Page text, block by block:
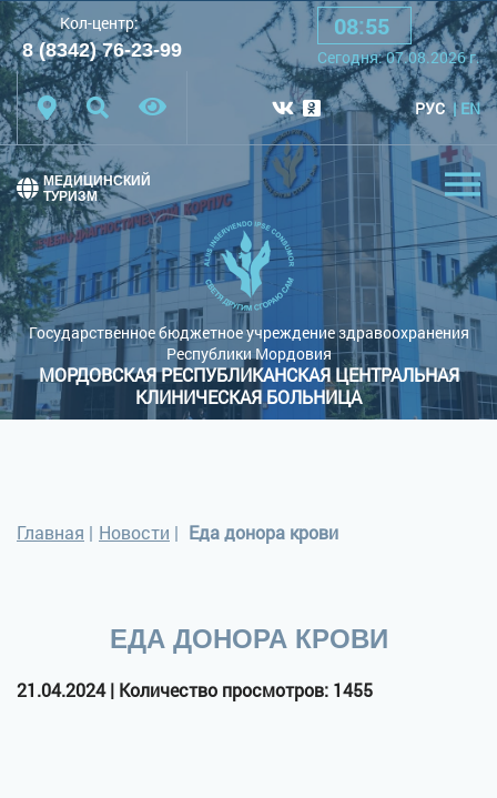
Шрифт: A A A
Цветовая схема: Черная схема
Обычный сайт
Кол-центр:
8 (8342) 76-23-99
08:55
Cегодня:07.08.2026г.
РУС EN
Государственное бюджетное учреждение здравоохранения
Республики Мордовия
МОРДОВСКАЯ РЕСПУБЛИКАНСКАЯ ЦЕНТРАЛЬНАЯ
КЛИНИЧЕСКАЯ БОЛЬНИЦА
МЕДИЦИНСКИЙ
ТУРИЗМ
Главная | Новости | Еда донора крови
ЕДА ДОНОРА КРОВИ
21.04.2024 | Количество просмотров: 1455